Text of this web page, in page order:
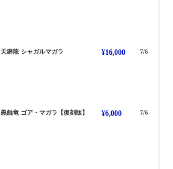
天廻龍 シャガルマガラしゃがるまがら¥16,000 7/6
黒蝕竜 ゴア・マガラ【復刻版】 ごあまがら
¥6,000 7/6